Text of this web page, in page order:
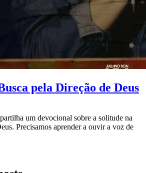
pela Direção de Deus
um devocional sobre a solitude na
Precisamos aprender a ouvir a voz de